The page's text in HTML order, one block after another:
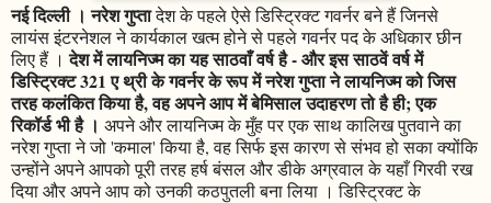
नई दिल्ली । नरेश गुप्तादेश के पहले ऐसे डिस्ट्रिक्ट गवर्नर बने हैं जिनसे
लायंस इंटरनेशल ने कार्यकाल खत्म होने से पहले गवर्नर पद के अधिकार छीन
लिए हैं ।देश में लायनिज्म का यह साठवाँ वर्ष है - और इस साठवें वर्ष में
डिस्ट्रिक्ट 321 ए थ्री के गवर्नर के रूप में नरेश गुप्ता ने लायनिज्म को जिस
तरह कलंकित किया है, वह अपने आप में बेमिसाल उदाहरण तो है ही; एक
रिकॉर्ड भी है । अपने और लायनिज्म के मुँह पर एक साथ कालिख पुतवाने का
नरेश गुप्ता ने जो 'कमाल' किया है, वह सिर्फ इस कारण से संभव हो सका क्योंकि
उन्होंने अपने आपको पूरी तरह हर्ष बंसल और डीके अग्रवाल के यहाँ गिरवी रख
दिया और अपने आप को उनकी कठपुतली बना लिया । डिस्ट्रिक्ट के